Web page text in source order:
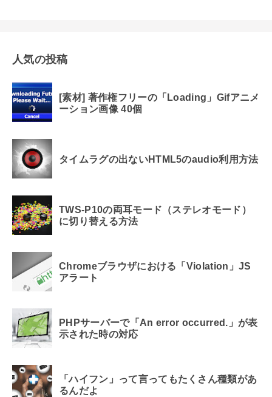
人気の投稿
[素材] 著作権フリーの「Loading」Gifアニメ
ーション画像 40個
タイムラグの出ないHTML5のaudio利用方法
TWS-P10の両耳モード（ステレオモード）
に切り替える方法
Chromeブラウザにおける「Violation」JS
アラート
PHPサーバーで「An error occurred.」が表
示された時の対応
「ハイフン」って言ってもたくさん種類があ
るんだよ